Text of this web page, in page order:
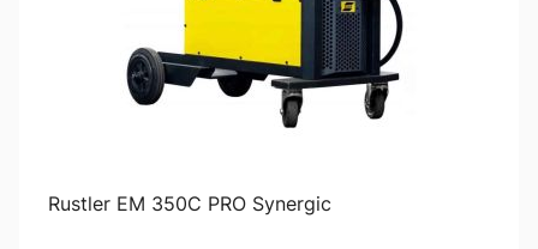
Rustler EM 350C PRO Synergic